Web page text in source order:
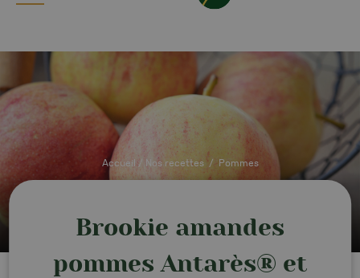
Accueil / Nos recettes/ Pommes
Brookie amandes
pommes Antarès® et